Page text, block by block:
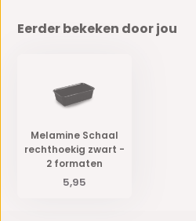
Eerder bekeken door jou
Melamine Schaal
rechthoekig zwart -
2 formaten
5,95